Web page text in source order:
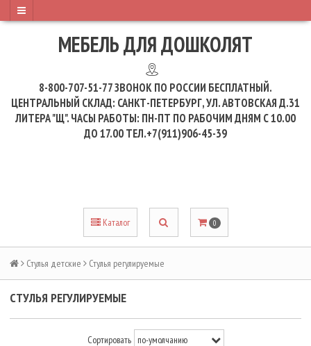
МЕБЕЛЬ ДЛЯ ДОШКОЛЯТ
8-800-707-51-77ЗВОНОК ПО РОССИИ БЕСПЛАТНЫЙ.
ЦЕНТРАЛЬНЫЙ СКЛАД: САНКТ-ПЕТЕРБУРГ, УЛ. АВТОВСКАЯ Д.31
ЛИТЕРА "Щ". ЧАСЫ РАБОТЫ: ПН-ПТ ПО РАБОЧИМ ДНЯМ С 10.00
ДО 17.00 ТЕЛ.+7(911)906-45-39
Каталог 0
Стулья детские Стулья регулируемые
СТУЛЬЯ РЕГУЛИРУЕМЫЕ
Сортировать